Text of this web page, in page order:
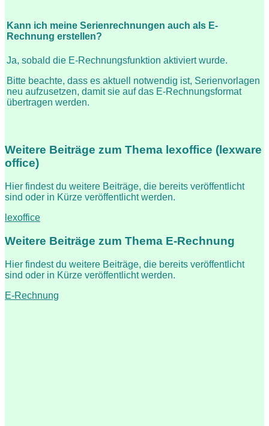
Kann ich meine Serienrechnungen auch als E-
Rechnung erstellen?
Ja, sobald die E-Rechnungsfunktion aktiviert wurde.
Bitte beachte, dass es aktuell notwendig ist, Serienvorlagen
neu aufzusetzen, damit sie auf das E-Rechnungsformat
übertragen werden.
Weitere Beiträge zum Thema lexoffice (lexware
office)
Hier findest du weitere Beiträge, die bereits veröffentlicht
sind oder in Kürze veröffentlicht werden.
lexoffice
Weitere Beiträge zum Thema E-Rechnung
Hier findest du weitere Beiträge, die bereits veröffentlicht
sind oder in Kürze veröffentlicht werden.
E-Rechnung